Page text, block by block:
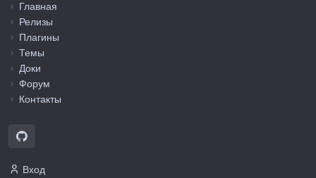
Главная
Релизы
Плагины
Темы
Доки
Форум
Контакты
Вход